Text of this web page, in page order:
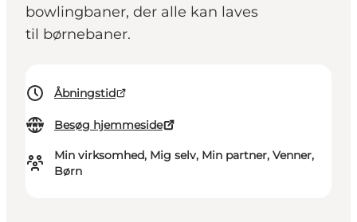
bowlingbaner, der alle kan laves
til børnebaner.
Åbningstid
Besøg hjemmeside
Min virksomhed, Mig selv, Min partner, Venner,
Børn